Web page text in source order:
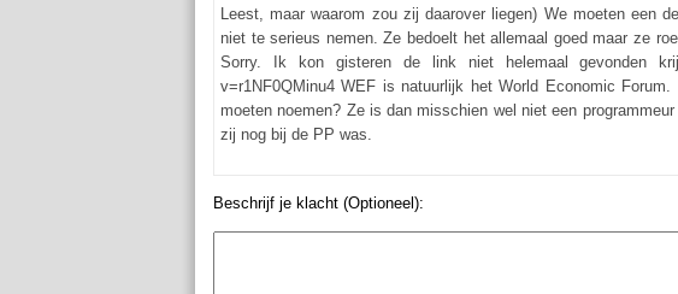
Leest, maar waarom zou zij daarover liegen) We moeten een
niet te serieus nemen. Ze bedoelt het allemaal goed maar ze
Sorry. Ik kon gisteren de link niet helemaal gevonden
v=r1NF0QMinu4 WEF is natuurlijk het World Economic
moeten noemen? Ze is dan misschien wel niet een
zij nog bij de PP was.
Beschrijf je klacht (Optioneel):